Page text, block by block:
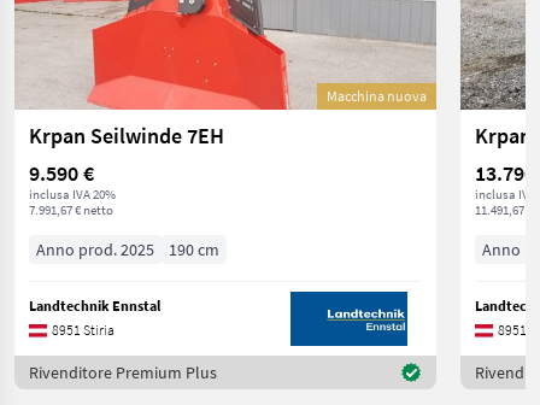
Macchina nuova
Krpan Seilwinde 7EH
9.590 €
inclusa IVA 20%
7.991,67 € netto
Anno prod. 2025 190 cm
Landtechnik Ennstal
8951 Stiria
Rivenditore Premium Plus
Krpan
13.790
inclusa IVA
11.491,67 €
Anno
8951